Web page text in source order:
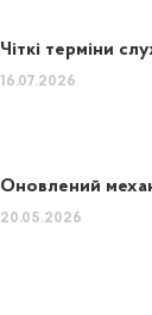
Чіткі терміни
16.07.2026
Оновлений
20.05.2026